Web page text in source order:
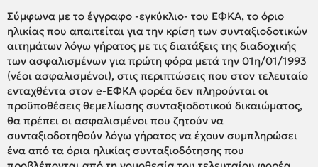
Σύμφωνα με το έγγραφο -εγκύκλιο- του ΕΦΚΑ, το όριο
ηλικίας που απαιτείται για την κρίση των συνταξιοδοτικών
αιτημάτων λόγω γήρατος με τις διατάξεις της διαδοχικής
των ασφαλισμένων για πρώτη φόρα μετά την 01η/01/1993
(νέοι ασφαλισμένοι), στις περιπτώσεις που στον τελευταίο
ενταχθέντα στον e-ΕΦΚΑ φορέα δεν πληρούνται οι
προϋποθέσεις θεμελίωσης συνταξιοδοτικού δικαιώματος,
θα πρέπει οι ασφαλισμένοι που ζητούν να
συνταξιοδοτηθούν λόγω γήρατος να έχουν συμπληρώσει
ένα από τα όρια ηλικίας συνταξιοδότησης που